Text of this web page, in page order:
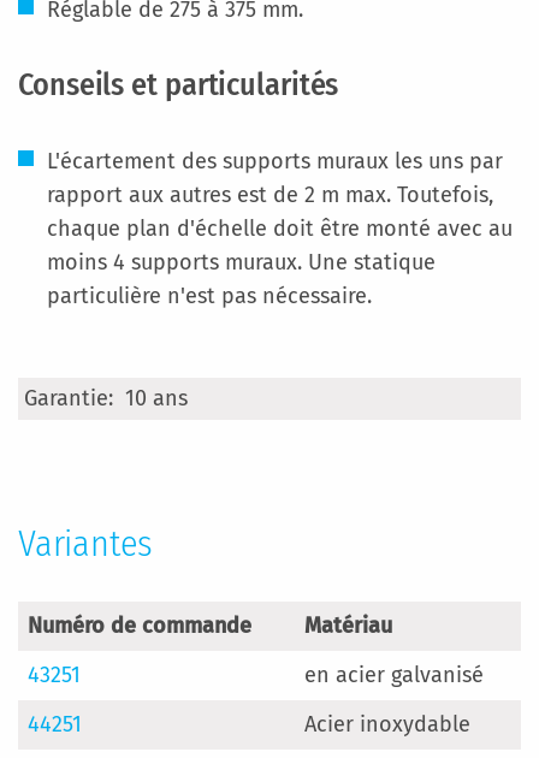
Réglable de 275 à 375 mm.
Conseils et particularités
L'écartement des supports muraux les uns par
rapport aux autres est de 2 m max. Toutefois,
chaque plan d'échelle doit être monté avec au
moins 4 supports muraux. Une statique
particulière n'est pas nécessaire.
Plus
10 ans
Variantes
Numéro de commande
Matériau
43251
en acier galvanisé
44251
Acier inoxydable